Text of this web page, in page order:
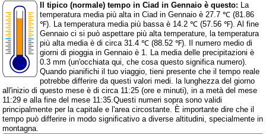
Il tipico (normale) tempo in Ciad in Gennaio è questo: La
temperatura media più alta in Ciad in Gennaio è 27.7 ℃ (81.86
℉). La temperatura media più bassa è 14.2 ℃ (57.56 ℉). Al fine
Gennaio ci si può aspettare più alta temperature, la temperatura
più alta media è di circa 31.4 ℃ (88.52 ℉). Il numero medio di
giorni di pioggia in Gennaio è 1. La media delle precipitazioni è
0.3 mm (un'occhiata qui, che cosa questo significa numero).
Quando pianifichi il tuo viaggio, tieni presente che il tempo reale
potrebbe differire da questi valori medi. la lunghezza del giorno
all'inizio di questo mese è di circa 11:25 (ore e minuti), in a metà del mese
11:29 e alla fine del mese 11:35.Questi numeri sopra sono validi
principalmente per la capitale e l'area circostante. È importante dire che il
tempo può differire in modo significativo a diverse altitudini, specialmente in
montagna.